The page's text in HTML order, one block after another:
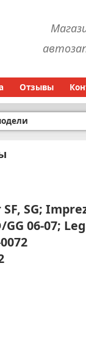
Отзывы
SG;
GG 06-07;